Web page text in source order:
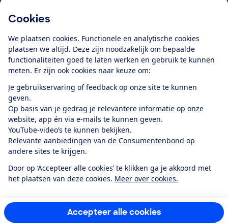
Cookies
We plaatsen cookies. Functionele en analytische cookies
plaatsen we altijd. Deze zijn noodzakelijk om bepaalde
functionaliteiten goed te laten werken en gebruik te kunnen
meten. Er zijn ook cookies naar keuze om:
Je gebruikservaring of feedback op onze site te kunnen
geven.
Op basis van je gedrag je relevantere informatie op onze
website, app én via e-mails te kunnen geven.
YouTube-video’s te kunnen bekijken.
Relevante aanbiedingen van de Consumentenbond op
andere sites te krijgen.
Door op ‘Accepteer alle cookies’ te klikken ga je akkoord met
het plaatsen van deze cookies. Meer over cookies.
Accepteer alle cookies
Alles over de
app
Algemene Voorwaarden
Privacyverklaring
Cookiebeleid
Privacyvoorkeuren
Toegankelijkheid
RSS-feed nieuws
Facebook
TwitterInstagram
YoutubeLinkedIn
12.901consumentenbeoordelen de Consumentenbondmet gemiddeld